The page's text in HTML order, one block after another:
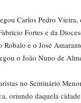
Carlos Pedro Vieira,
Fortes e da
e o José
o João Nuno de
no Seminário
oriundo daquela